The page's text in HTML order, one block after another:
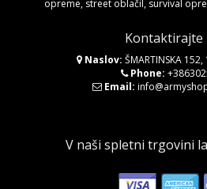
opreme, street oblačil, survival
Kontaktirajte
Naslov: ŠMARTINSKA 152,
Phone:
Email:
V naši spletni trgovini